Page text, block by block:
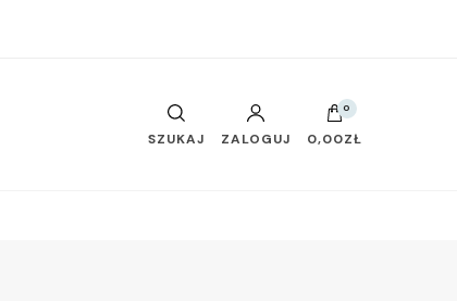
SZUKAJ ZALOGUJ
0
0,00ZŁ